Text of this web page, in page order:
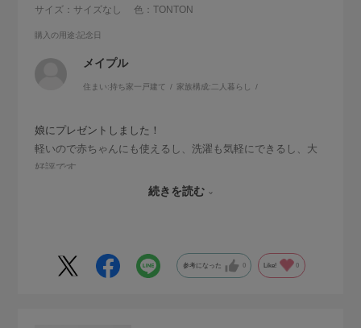
サイズ：サイズなし 色：TONTON
購入の用途:記念日
メイプル
住まい:持ち家一戸建て 家族構成:二人暮らし
娘にプレゼントしました！
軽いので赤ちゃんにも使えるし、洗濯も気軽にできるし、大
好評です。
優しい黄色で、畳んでソファーに掛けているだけでも部屋が
続きを読む
参考になった 0 Like! 0